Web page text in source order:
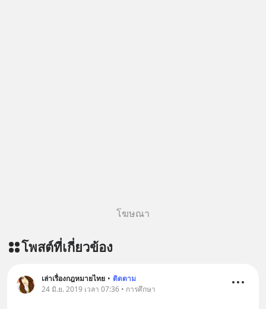
โฆษณา
โพสต์ที่เกี่ยวข้อง
เล่าเรื่องกฎหมายไทย • ติดตาม
24 มิ.ย. 2019 เวลา 07:36 • การศึกษา